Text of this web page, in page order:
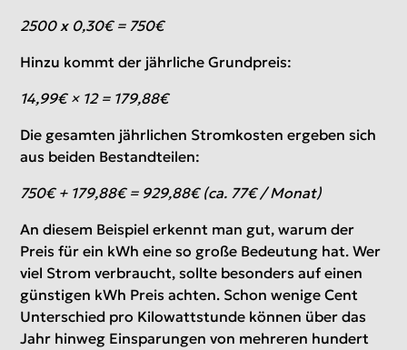
2500 x 0,30€ = 750€
Hinzu kommt der jährliche Grundpreis:
14,99€ × 12 = 179,88€
Die gesamten jährlichen Stromkosten ergeben sich
aus beiden Bestandteilen:
750€ + 179,88€ = 929,88€ (ca. 77€ / Monat)
An diesem Beispiel erkennt man gut, warum der
Preis für ein kWh eine so große Bedeutung hat. Wer
viel Strom verbraucht, sollte besonders auf einen
günstigen kWh Preis achten. Schon wenige Cent
Unterschied pro Kilowattstunde können über das
Jahr hinweg Einsparungen von mehreren hundert